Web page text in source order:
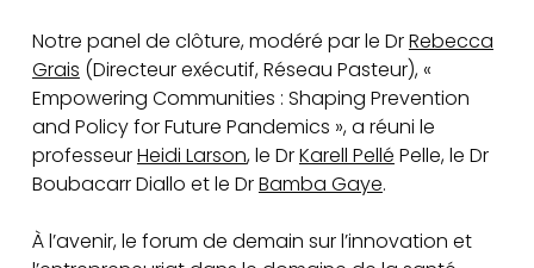
Notre panel de clôture, modéré par le DrRebecca
Grais (Directeur exécutif, Réseau Pasteur), «
Empowering Communities : Shaping Prevention
and Policy for Future Pandemics », a réuni le
professeurHeidi Larson, le DrKarell Pellé Pelle, le Dr
Boubacarr Diallo et le DrBamba Gaye.
À l’avenir, le forum de demain sur l’innovation et